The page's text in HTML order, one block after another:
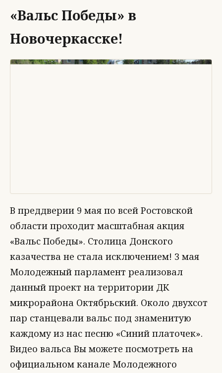
«Вальс Победы» в
Новочеркасске!
В преддверии 9 мая по всей Ростовской
области проходит масштабная акция
«Вальс Победы». Столица Донского
казачества не стала исключением! 3 мая
Молодежный парламент реализовал
данный проект на территории ДК
микрорайона Октябрьский. Около двухсот
пар станцевали вальс под знаменитую
каждому из нас песню «Синий платочек».
Видео вальса Вы можете посмотреть на
официальном канале Молодежного